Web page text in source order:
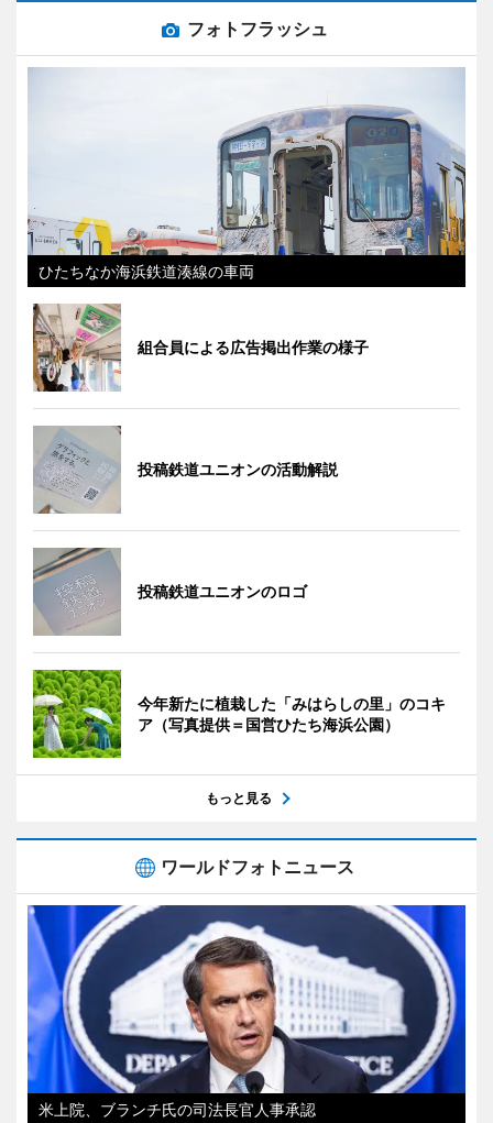
フォトフラッシュ
ひたちなか海浜鉄道湊線の車両
組合員による広告掲出作業の様子
投稿鉄道ユニオンの活動解説
投稿鉄道ユニオンのロゴ
今年新たに植栽した「みはらしの里」のコキ
ア（写真提供＝国営ひたち海浜公園）
もっと見る
ワールドフォトニュース
米上院、ブランチ氏の司法長官人事承認